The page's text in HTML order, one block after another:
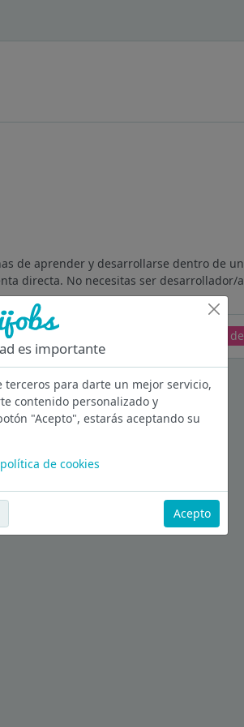
de aprender y desarrollarse dentro de
directa. No necesitas ser desarrollador/
Oferta
es importante
terceros para darte un mejor servicio,
contenido personalizado y
"Acepto", estarás aceptando su
política de cookies
Acepto